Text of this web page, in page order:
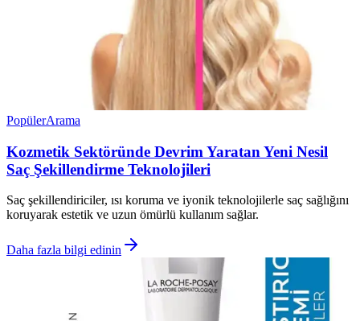
PopülerArama
Kozmetik Sektöründe Devrim Yaratan Yeni Nesil
Saç Şekillendirme Teknolojileri
Saç şekillendiriciler, ısı koruma ve iyonik teknolojilerle saç sağlığını
koruyarak estetik ve uzun ömürlü kullanım sağlar.
Daha fazla bilgi edinin